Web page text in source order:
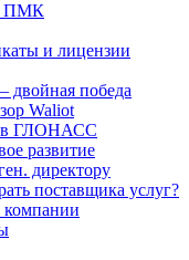
ПМК
и лицензии
двойная победа
Waliot
в ГЛОНАСС
развитие
директору
поставщика услуг?